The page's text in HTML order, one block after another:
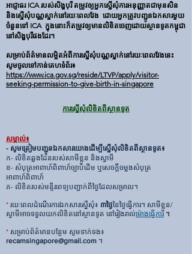
អាជ្ញាធរ ICA របស់សិង្ហបុរី ​តម្រូវឲ្យអ្នកស្នើសុំការអនុញ្ញាតជាមុនសិន
និងស្នើសុំបណ្ណស្នាក់នៅរយៈពេលវែង ដោយអ្នកត្រូវបញ្ជូនឯកសារមួយ
ចំនួនទៅ ICA ក្នុងនោះក៏តម្រូវឲ្យមានលិខិតចេញដោយស្ថានទូតកម្ពុជា
នៅសិង្ហបុរីផងដែរ។
សម្រាប់ព័ត៌មានលម្អិតអំពីការស្នើសុំបណ្ណស្នាក់នៅរយៈពេលវែងនេះ
សូមចូលទៅកាន់គេហទំព័រ៖
https://www.ica.gov.sg/reside/LTVP/apply/visitor-
seeking-permission-to-give-birth-in-singapore
ការស្នើសុំលិខិតពីស្ថានទូត
សម្គាល់៖
- សូមត្រៀមបញ្ជូនឯកសារ​យោងដើម្បីស្នើសុំលិខិតពីស្ថានទូត៖
ក- លិខិតឆ្លងដែនរបស់សាមីខ្លួន និងស្វាមី
ខ- សំបុត្រអាពាហ៍ពិពាហ៍ច្បាប់ដើម ឬសេចក្តីចម្លងសំបុត្រ
អាពាហ៍ពិពាហ៍
គ- លិខិតរបស់មន្ទីរពេទ្យបញ្ជាក់ពីថ្ងៃដែលសម្រាល។
*​ រយៈពេលដំណើរការឯកសារស្នើសុំ៖ ៣ថ្ងៃនៃថ្ងៃធ្វើការ។ សាមីខ្លួន/
ស្វាមីអាចទទួលយកលិខិតនៅស្ថានទូត នៅរៀងរាល់ម៉ោងធ្វើការ ។
* សម្រាប់ព័ត៌មានបន្ថែម សូមទាក់ទង៖
recamsingapore@gmail.com ។ ​